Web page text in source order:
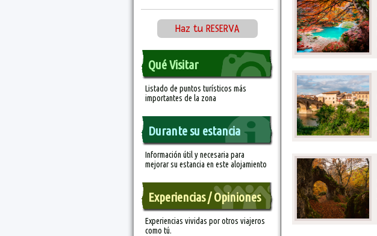
Haz tu RESERVA
Qué Visitar
Listado de puntos turísticos más
importantes de la zona
Durante su estancia
Información útil y necesaria para
mejorar su estancia en este alojamiento
Experiencias / Opiniones
Experiencias vividas por otros viajeros
como tú.